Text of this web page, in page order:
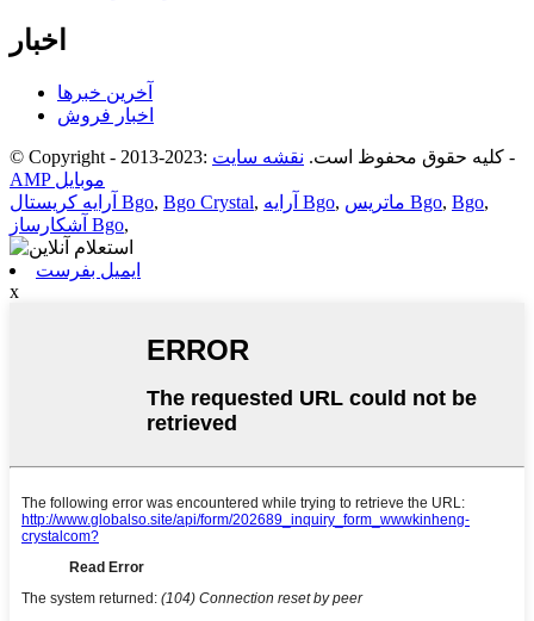
اخبار
آخرین خبرها
اخبار فروش
© Copyright - 2013-2023: کلیه حقوق محفوظ است. نقشه سایت
-
AMP موبایل
آرایه کریستال Bgo, Bgo Crystal, آرایه Bgo, ماتریس Bgo, Bgo,
آشکارساز Bgo,
ایمیل بفرست
x